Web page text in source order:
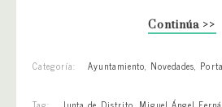
Continúa >>
Categoría: Ayuntamiento, Novedades,